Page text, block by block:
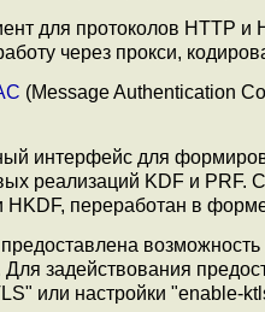
для протоколов HTTP
через прокси,
(Message Authentication
интерфейс для
реализаций KDF и PRF.
переработан в
задействования
или настройки "enable-